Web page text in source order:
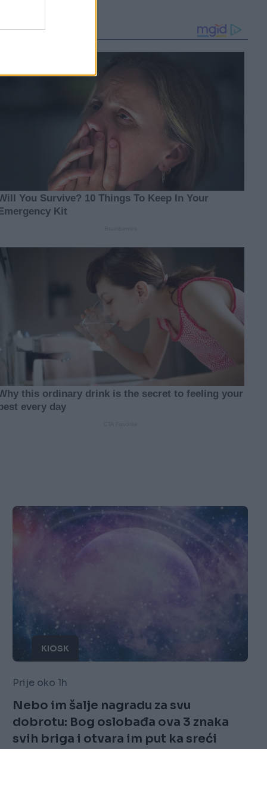
KIOSK
Prije oko 1h
Nebo im šalje nagradu za svu
dobrotu: Bog oslobađa ova 3 znaka
svih briga i otvara im put ka sreći